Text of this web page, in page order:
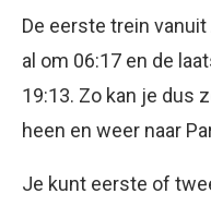
De eerste trein
al om 06:17 en de
19:13. Zo kan je dus
heen en weer naar
Je kunt eerste of